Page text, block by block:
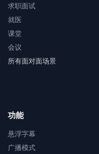
求职面试
就医
课堂
会议
所有面对面场景
功能
悬浮字幕
广播模式